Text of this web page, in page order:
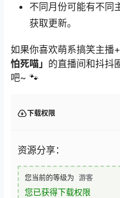
不同月份可能有不同
获取更新。
如果你喜欢萌系搞笑主播
怕死喵」 的直播间和抖抖
吧~ 🐾
下载权限
资源分享：
您当前的等级为 游客
您已获得下载权限